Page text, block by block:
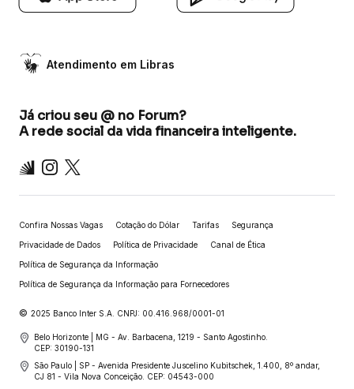
Atendimento em Libras
Já criou seu @ no Forum?
A rede social da vida financeira inteligente.
Inter Instagram
X
Confira Nossas Vagas Cotação do Dólar Tarifas Segurança
Privacidade de Dados Política de Privacidade Canal de Ética
Política de Segurança da Informação
Política de Segurança da Informação para Fornecedores
© 2025 Banco Inter S.A. CNPJ: 00.416.968/0001-01
Belo Horizonte | MG - Av. Barbacena, 1219 - Santo Agostinho.
CEP: 30190-131
São Paulo | SP - Avenida Presidente Juscelino Kubitschek, 1.400, 8º andar,
CJ 81 - Vila Nova Conceição. CEP: 04543-000